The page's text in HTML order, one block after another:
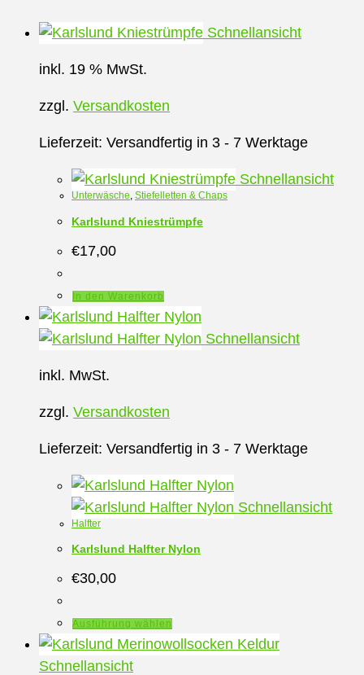
Schnellansicht
inkl. 19 % MwSt.
zzgl. Versandkosten
Lieferzeit: Versandfertig in 3 - 7 Werktage
Schnellansicht
Unterwäsche, Stiefelletten & Chaps
Karlslund Kniestrümpfe
€17,00
In den Warenkorb
Schnellansicht
inkl. MwSt.
zzgl. Versandkosten
Lieferzeit: Versandfertig in 3 - 7 Werktage
Schnellansicht
Halfter
Karlslund Halfter Nylon
€30,00
Ausführung wählen
Produkt
Schnellansicht